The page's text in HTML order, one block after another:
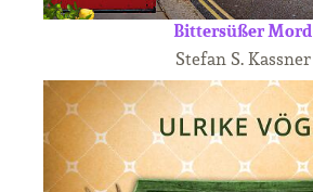
Bittersüßer Mord
Stefan S. Kassner